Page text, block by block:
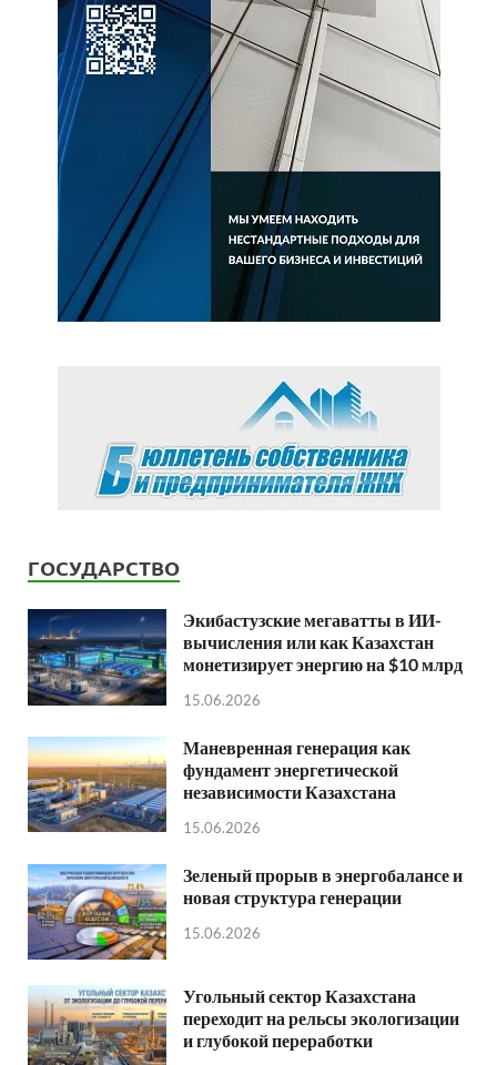
ГОСУДАРСТВО
Экибастузские мегаватты в ИИ-
вычисления или как Казахстан
монетизирует энергию на $10 млрд
15.06.2026
Маневренная генерация как
фундамент энергетической
независимости Казахстана
15.06.2026
Зеленый прорыв в энергобалансе и
новая структура генерации
15.06.2026
Угольный сектор Казахстана
переходит на рельсы экологизации
и глубокой переработки